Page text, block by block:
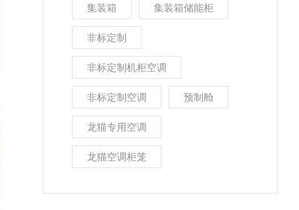
集装箱 集装箱储能柜
非标定制
非标定制机柜空调
非标定制空调 预制舱
龙猫专用空调
龙猫空调柜笼